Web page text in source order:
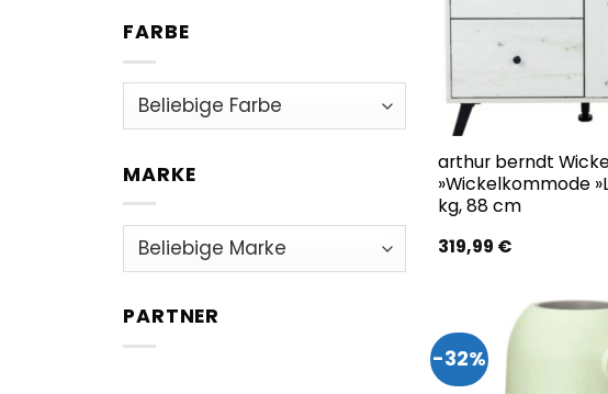
FARBE
MARKE
PARTNER
arthur berndt
»Wickelkommode
kg, 88 cm
319,99 €
-32%